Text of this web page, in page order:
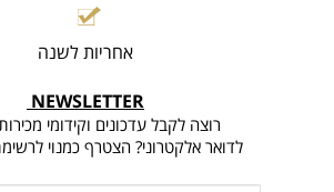
אחריות לשנה
NEWSLETTER
רוצה לקבל עדכונים וקידומי
לדואר אלקטרוני? הצטרף כמנוי